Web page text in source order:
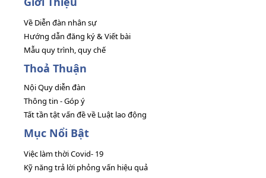
Về Diễn đàn nhân sự
Hướng dẫn đăng ký & Viết bài
Mẫu quy trình, quy chế
Thoả Thuận
Nội Quy diễn đàn
Thông tin - Góp ý
Tất tần tật vấn đề về Luật lao động
Mục Nổi Bật
Việc làm thời Covid- 19
Kỹ năng trả lời phỏng vấn hiệu quả